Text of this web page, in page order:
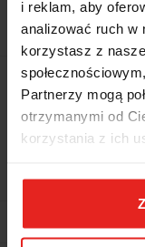
i reklam, aby
analizować ruch w
korzystasz z
Partnerzy mogą
otrzymanymi od
korzystania z ich
Symbol: T N84-
Brak towaru
2645.82
2645.82
Do przechowalni